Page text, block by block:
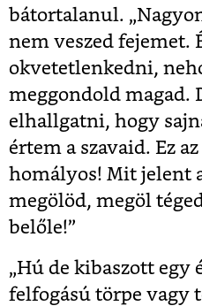
bátortalanul.
nem veszed fejemet.
okvetetlenkedni,
meggondold magad.
elhallgatni, hogy
értem a szavaid. Ez
homályos! Mit jelent
megölöd, megöl
belőle!”
„Hú de kibaszott egy
felfogású törpe vagy